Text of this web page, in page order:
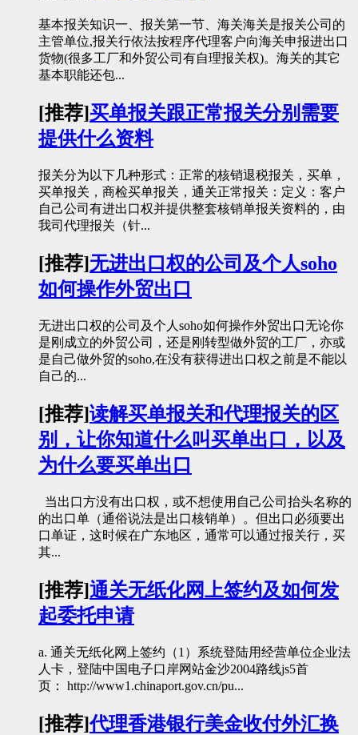
基本报关知识一、报关第一节、海关海关是报关公司的
主管单位,报关行依法按程序代理客户向海关申报进出口
货物(很多工厂和外贸公司有自理报关权)。海关的其它
基本职能还包...
[推荐]买单报关跟正常报关分别需要
提供什么资料
报关分为以下几种形式：正常的核销退税报关，买单，
买单报关，商检买单报关，通关正常报关：定义：客户
自己公司有进出口权并提供整套核销单报关资料的，由
我司代理报关（针...
[推荐]无进出口权的公司及个人soho
如何操作外贸出口
无进出口权的公司及个人soho如何操作外贸出口无论你
是刚成立的外贸公司，还是刚转型做外贸的工厂，亦或
是自己做外贸的soho,在没有获得进出口权之前是不能以
自己的...
[推荐]读解买单报关和代理报关的区
别，让你知道什么叫买单出口，以及
为什么要买单出口
当出口方没有出口权，或不想使用自己公司抬头名称的
的出口单（通俗说法是出口核销单）。但出口必须要出
口单证，这时候在广东地区，通常可以通过报关行，买
其...
[推荐]通关无纸化网上签约及如何发
起委托申请
a. 通关无纸化网上签约（1）系统登陆用经营单位企业法
人卡，登陆中国电子口岸网站金沙2004路线js5首
页： http://www1.chinaport.gov.cn/pu...
[推荐]代理香港银行美金收付外汇换